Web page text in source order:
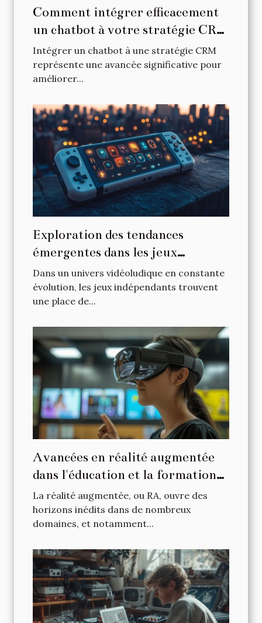
Comment intégrer efficacement
un chatbot à votre stratégie CRM
?
Intégrer un chatbot à une stratégie CRM
représente une avancée significative pour
améliorer...
Exploration des tendances
émergentes dans les jeux
indépendants sur consoles
portables
Dans un univers vidéoludique en constante
évolution, les jeux indépendants trouvent
une place de...
Avancées en réalité augmentée
dans l'éducation et la formation
professionnelle
La réalité augmentée, ou RA, ouvre des
horizons inédits dans de nombreux
domaines, et notamment...